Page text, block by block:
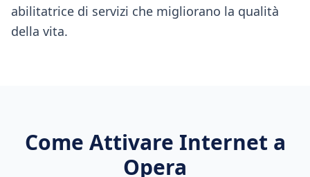
abilitatrice di servizi che migliorano la qualità
della vita.
Come Attivare Internet a
Opera